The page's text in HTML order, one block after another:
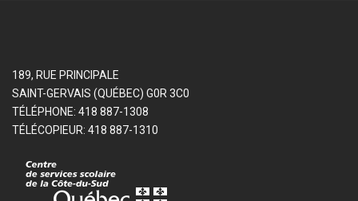
189, RUE PRINCIPALE
SAINT-GERVAIS (QUÉBEC) G0R 3C0
TÉLÉPHONE: 418 887-1308
TÉLÉCOPIEUR: 418 887-1310